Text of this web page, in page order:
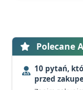
Polecane
10 pytań,
przed